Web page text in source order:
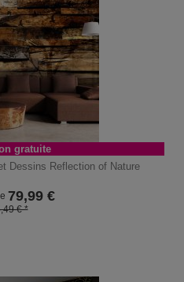
gratuite
Dessins Reflection of Nature
79,99€
€ *